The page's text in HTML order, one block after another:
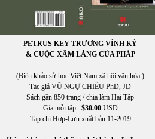
Võ Thị Như Mai
Võ Thị Xuân Hà
VOA ASIA
VOA Tiếng Việt
Vũ Đỗ Hoàng
PETRUS KEY TRƯƠNG VĨNH KÝ
& CUỘC XÂM LĂNG CỦA PHÁP
(Biên khảo sử học Việt Nam xã hội văn hóa.)
Tác giả VŨ NGỰ CHIÊU PhD, JD
Sách gần 850 trang / chia làm Hai Tập
Gía mỗi tập : $30.00USD
Tạp chí Hợp-Lưu xuất bản 11-2019